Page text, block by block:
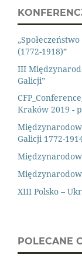
(1772-1918)”
III
Galicji”
Kraków 2019 -
Galicji 1772-
XIII Polsko –
POLECANE